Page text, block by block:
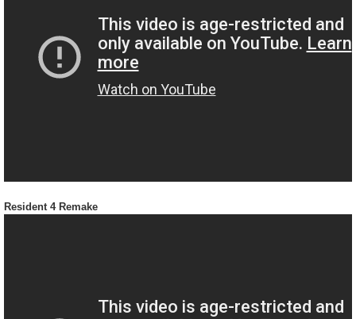
Resident 4 Remake